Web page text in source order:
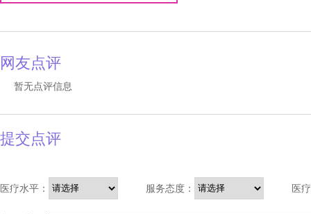
网友点评
暂无点评信息
提交点评
医疗水平： 服务态度： 医